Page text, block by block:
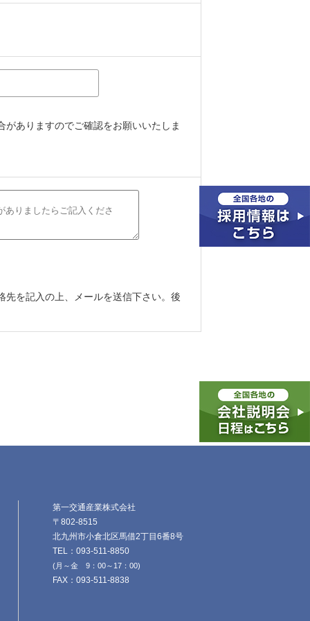
ありますのでご確認をお願いいたしま
を記入の上、メールを送信下さい。後
第一交通産業株式会社
〒802-8515
北九州市小倉北区馬借2丁目6番8号
TEL：093-511-8850
(月～金 9：00～17：00)
FAX：093-511-8838